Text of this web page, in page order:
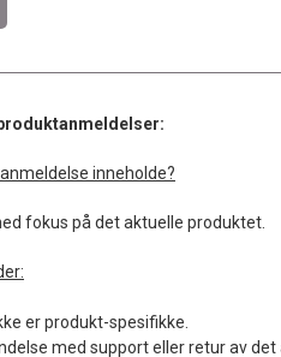
inneholde?
fokus på det aktuelle produktet.
er produkt-spesifikke.
med support eller retur av det